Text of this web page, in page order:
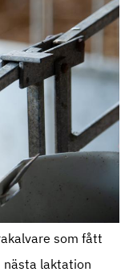
som fått
nästa laktation